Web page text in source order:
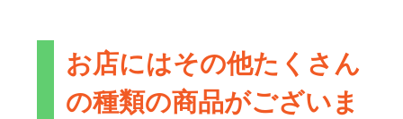
お店にはその他たくさん
の種類の商品がございま